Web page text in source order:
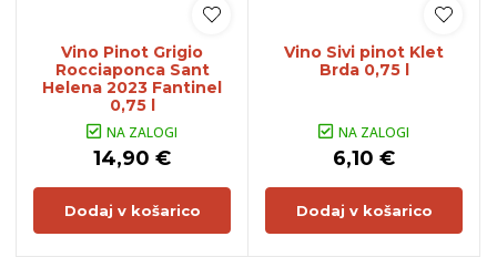
Vino Pinot Grigio
Rocciaponca Sant
Helena 2023 Fantinel
0,75 l
NA ZALOGI
14,90 €
Dodaj v košarico
Vino Sivi pinot Klet
Brda 0,75 l
NA ZALOGI
6,10 €
Dodaj v košarico